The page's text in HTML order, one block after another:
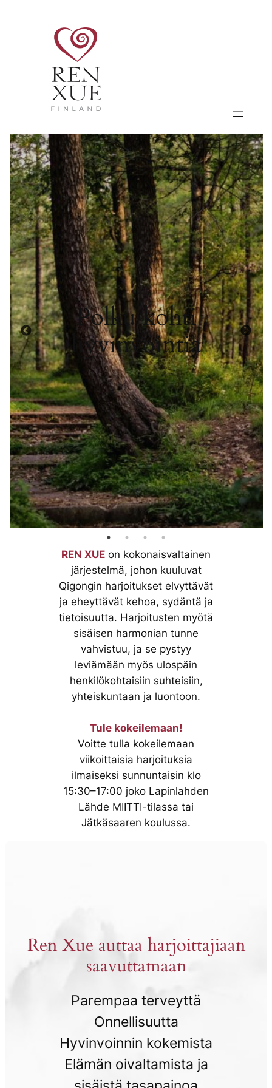
Polku kohti
hyvinvointia
REN XUE on kokonaisvaltainen
järjestelmä, johon kuuluvat
Qigongin harjoitukset elvyttävät
ja eheyttävät kehoa, sydäntä ja
tietoisuutta. Harjoitusten myötä
sisäisen harmonian tunne
vahvistuu, ja se pystyy
leviämään myös ulospäin
henkilökohtaisiin suhteisiin,
yhteiskuntaan ja luontoon.
Tule kokeilemaan!
Voitte tulla kokeilemaan
viikoittaisia harjoituksia
ilmaiseksi sunnuntaisin klo
15:30–17:00 joko Lapinlahden
Lähde MIITTI-tilassa tai
Jätkäsaaren koulussa.
Ren Xue auttaa harjoittajiaan
saavuttamaan
Parempaa terveyttä
Onnellisuutta
Hyvinvoinnin kokemista
Elämän oivaltamista ja